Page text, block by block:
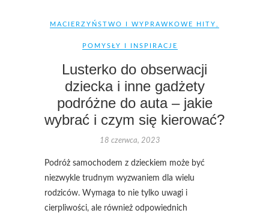
MACIERZYŃSTWO I WYPRAWKOWE HITY
POMYSŁY I INSPIRACJE
Lusterko do obserwacji
dziecka i inne gadżety
podróżne do auta – jakie
wybrać i czym się kierować?
18 czerwca, 2023
Podróż samochodem z dzieckiem może być
niezwykle trudnym wyzwaniem dla wielu
rodziców. Wymaga to nie tylko uwagi i
cierpliwości, ale również odpowiednich